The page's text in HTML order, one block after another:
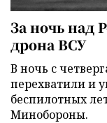
За ночь над
дрона ВСУ
В ночь с
перехватили и
беспилотных
Минобороны.